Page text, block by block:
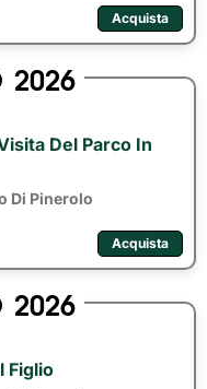
Acquista
2026
Del Parco In
Di Pinerolo
Acquista
2026
Figlio